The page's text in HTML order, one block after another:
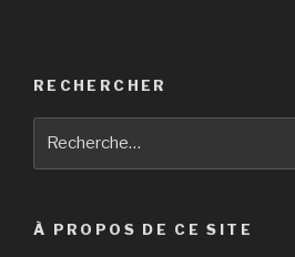
RECHERCHER
À PROPOS DE CE SITE